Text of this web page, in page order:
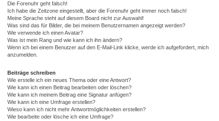
Die Forenuhr geht falsch!
Ich habe die Zeitzone eingestellt, aber die Forenuhr geht immer noch falsch!
Meine Sprache steht auf diesem Board nicht zur Auswahl!
Was sind das für Bilder, die bei meinem Benutzernamen angezeigt werden?
Wie verwende ich einen Avatar?
Was ist mein Rang und wie kann ich ihn ändern?
Wenn ich bei einem Benutzer auf den E-Mail-Link klicke, werde ich aufgefordert, mich
anzumelden.
Beiträge schreiben
Wie erstelle ich ein neues Thema oder eine Antwort?
Wie kann ich einen Beitrag bearbeiten oder löschen?
Wie kann ich meinem Beitrag eine Signatur anfügen?
Wie kann ich eine Umfrage erstellen?
Wieso kann ich nicht mehr Antwortmöglichkeiten erstellen?
Wie bearbeite oder lösche ich eine Umfrage?